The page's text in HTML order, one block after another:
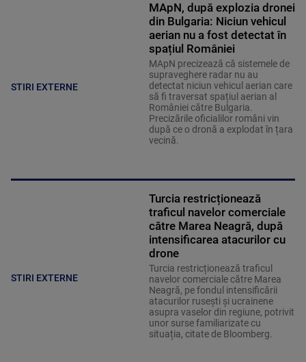
STIRI EXTERNE
MApN, după explozia dronei
din Bulgaria: Niciun vehicul
aerian nu a fost detectat în
spațiul României
MApN precizează că sistemele de
supraveghere radar nu au
detectat niciun vehicul aerian care
să fi traversat spațiul aerian al
României către Bulgaria.
Precizările oficialilor români vin
după ce o dronă a explodat în țara
vecină.
STIRI EXTERNE
Turcia restricționează
traficul navelor comerciale
către Marea Neagră, după
intensificarea atacurilor cu
drone
Turcia restricționează traficul
navelor comerciale către Marea
Neagră, pe fondul intensificării
atacurilor rusești și ucrainene
asupra vaselor din regiune, potrivit
unor surse familiarizate cu
situația, citate de Bloomberg.